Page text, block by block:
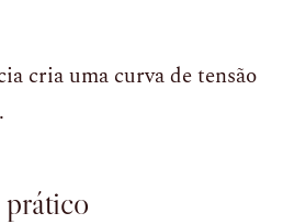
cria uma curva de tensão